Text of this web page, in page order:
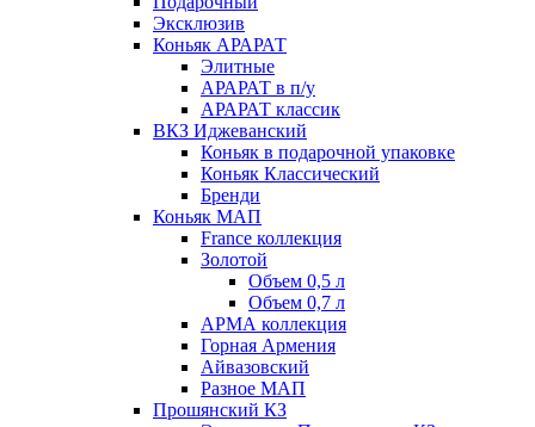
Эксклюзив
Коньяк АРАРАТ
Элитные
АРАРАТ в п/у
АРАРАТ классик
ВКЗ Иджеванский
Коньяк в подарочной упаковке
Коньяк Классический
Бренди
Коньяк МАП
France коллекция
Золотой
Объем 0,5 л
Объем 0,7 л
АРМА коллекция
Горная Армения
Айвазовский
Разное МАП
Прошянский КЗ